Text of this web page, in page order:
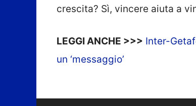
crescita? Sì, vincere aiuta a
LEGGI ANCHE >>> Inter-
un ‘messaggio’